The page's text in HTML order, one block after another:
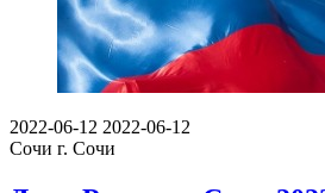
2022-06-12 2022-06-12
Сочи г. Сочи